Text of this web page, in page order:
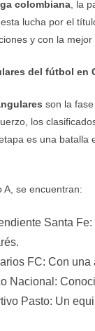
colombiana , la
lucha por el
y con la mejor
del fútbol en
son la
los
es una batalla
A, se encuentran:
Santa
FC: Con
Nacional:
Pasto: Un